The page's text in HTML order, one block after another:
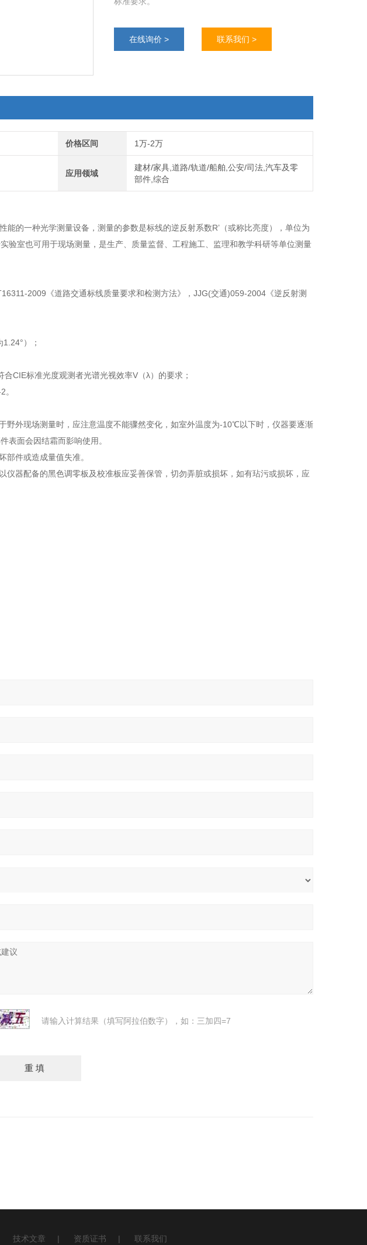
在线询价 > 联系我们 >
价格区间 1万-2万
应用领域
建材/家具,道路/轨道/船舶,公安/司法,汽车及零
部件,综合
能的一种光学测量设备，测量的参数是标线的逆反射系数R’（或称比亮度），单位为
验室也可用于现场测量，是生产、质量监督、工程施工、监理和教学科研等单位测量
2009《道路交通标线质量要求和检测方法》，JJG(交通)059-2004《逆反射测
）；
CIE标准光度观测者光谱光视效率V（λ）的要求；
。
野外现场测量时，应注意温度不能骤然变化，如室外温度为-10℃以下时，仪器要逐渐
表面会因结霜而影响使用。
部件或造成量值失准。
仪器配备的黑色调零板及校准板应妥善保管，切勿弄脏或损坏，如有玷污或损坏，应
请输入计算结果（填写阿拉伯数字），如：三加四=7
技术文章 | 资质证书 | 联系我们